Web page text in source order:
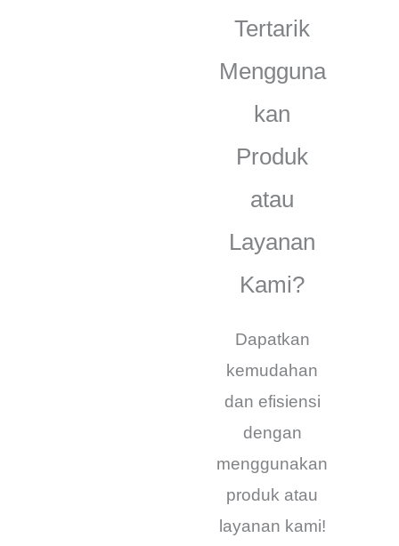
Tertarik
Mengguna
kan
Produk
atau
Layanan
Kami?
Dapatkan
kemudahan
dan efisiensi
dengan
menggunakan
produk atau
layanan kami!